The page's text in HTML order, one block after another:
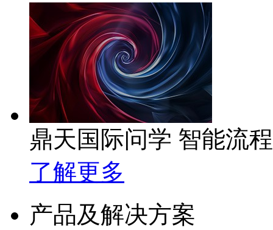
鼎天国际问学 智能流
了解更多
产品及解决方案